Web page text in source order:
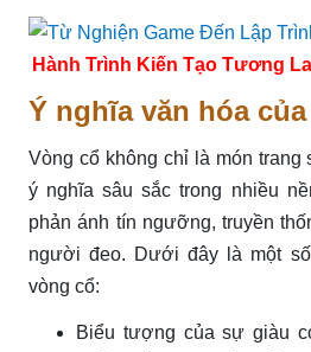
Hành Trình Kiến Tạo Tương
Ý nghĩa văn hóa
Vòng cổ không chỉ là món trang
ý nghĩa sâu sắc trong nhiều
phản ánh tín ngưỡng, truyền
người đeo. Dưới đây là một
vòng cổ:
Biểu tượng của sự giàu